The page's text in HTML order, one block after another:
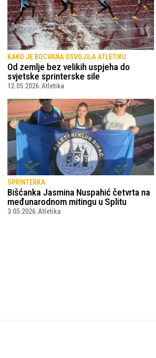
KAKO JE BOCVANA OSVOJILA ATLETIKU
Od zemlje bez velikih uspjeha do
svjetske sprinterske sile
12.05.2026.Atletika
SPRINTERKA
Bišćanka Jasmina Nuspahić četvrta na
međunarodnom mitingu u Splitu
3.05.2026.Atletika